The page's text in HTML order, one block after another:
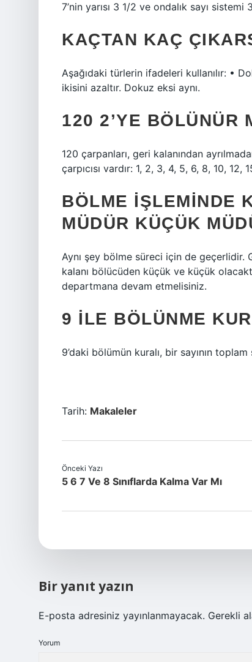
7’nin yarısı 3 1/2 ve ondalık sayı sistemi
KAÇTAN KAÇ
Aşağıdaki türlerin ifadeleri kullanılır: •
ikisini azaltır. Dokuz eksi aynı.
120 2’YE BÖLÜNÜR
120 çarpanları, geri kalanından
çarpıcısı vardır: 1, 2, 3, 4, 5, 6, 8, 10,
BÖLME IŞLEMINDE
MÜDÜR KÜÇÜK
Aynı şey bölme süreci için de geçerlidir.
kalanı bölücüden küçük ve küçük
departmana devam etmelisiniz.
9 ILE BÖLÜNME
9’daki bölümün kuralı, bir sayının
Tarih: Makaleler
Önceki Yazı
5 6 7 Ve 8 Sınıflarda Kalma Var Mı
Bir yanıt yazın
E-posta adresiniz yayınlanmayacak. Gerekli
Yorum